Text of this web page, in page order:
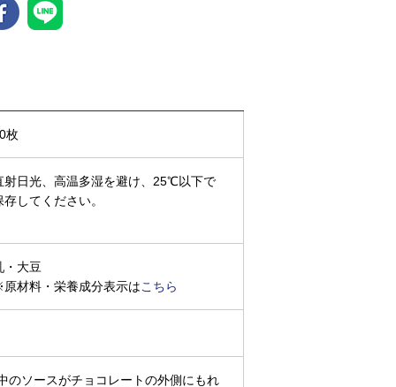
枚
射日光、高温多湿を避け、25℃以下で
存してください。
・大豆
材料・栄養成分表示はこちら
のソースがチョコレートの外側にもれ